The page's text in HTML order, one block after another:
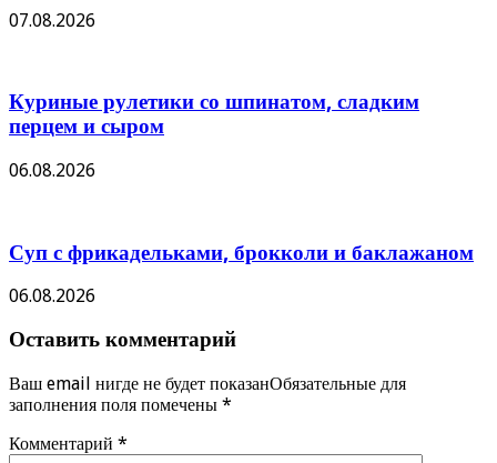
07.08.2026
Куриные рулетики со шпинатом, сладким
перцем и сыром
06.08.2026
Суп с фрикадельками, брокколи и баклажаном
06.08.2026
Оставить комментарий
Ваш email нигде не будет показанОбязательные для
заполнения поля помечены *
Комментарий *